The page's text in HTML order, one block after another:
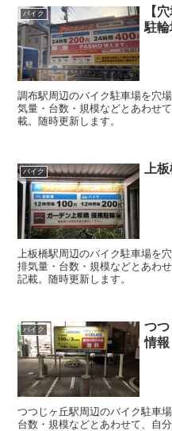
バイク
【
駐輪
調布駅周辺のバイク駐車場を穴
気量・台数・規模などとあわせ
載。随時更新します。
バイク 上
上板橋駅周辺のバイク駐車場を
排気量・台数・規模などとあわ
記載。随時更新します。
バイク
つ
情報
つつじヶ丘駅周辺のバイク駐車
台数・規模などとあわせて、自